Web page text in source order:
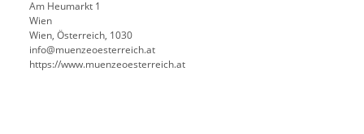
Am Heumarkt 1
Wien
Wien, Österreich, 1030
info@muenzeoesterreich.at
https://www.muenzeoesterreich.at